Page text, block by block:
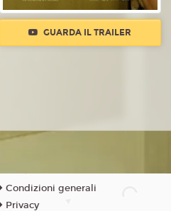
GUARDA IL TRAILER
Condizioni generali
Privacy